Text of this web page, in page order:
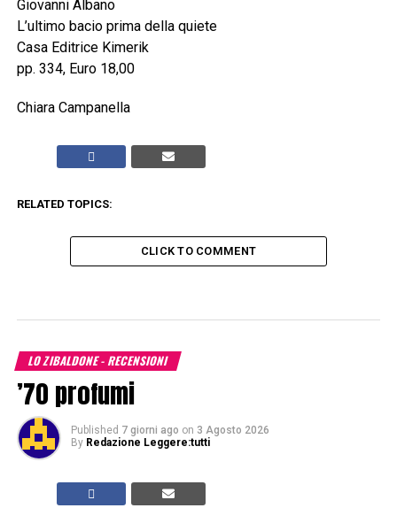
Giovanni Albano
L’ultimo bacio prima della quiete
Casa Editrice Kimerik
pp. 334, Euro 18,00
Chiara Campanella
RELATED TOPICS:
CLICK TO COMMENT
LO ZIBALDONE - RECENSIONI
’70 profumi
Published 7 giorni ago on 3 Agosto 2026
By Redazione Leggere:tutti